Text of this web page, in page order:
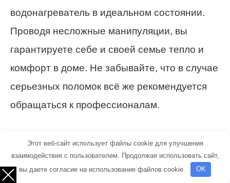
водонагреватель в идеальном состоянии.
Проводя несложные манипуляции, вы
гарантируете себе и своей семье тепло и
комфорт в доме. Не забывайте, что в случае
серьезных поломок всё же рекомендуется
обращаться к профессионалам.
чистки или работы АГВ, не стесняйтесь
задавать их в комментариях. Мы всегда
Этот веб-сайт использует файлы cookie для улучшения
взаимодействия с пользователем. Продолжая использовать сайт,
вы даете согласие на использование файлов cookie.
OK